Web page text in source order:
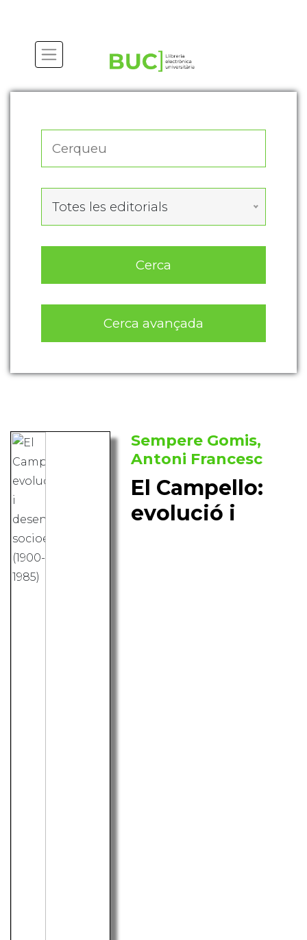
Totes les editorials
Cerca
Cerca avançada
Sempere Gomis,
Antoni Francesc
El Campello:
evolució i